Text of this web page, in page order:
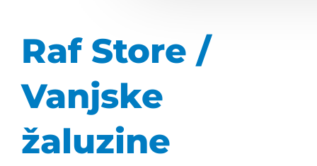
Zdravo! Ja sam Bosfor Stil AI savjetnik.
Kako vam mogu pomoci?
15:59
Raf Store /
Vanjske
žaluzine